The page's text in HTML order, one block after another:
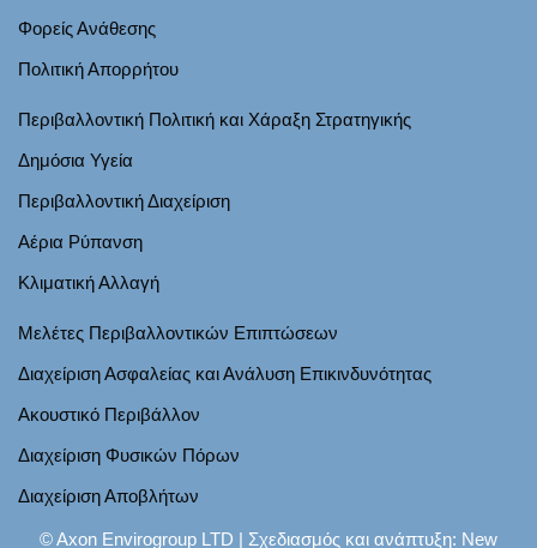
Φορείς Ανάθεσης
Πολιτική Απορρήτου
Περιβαλλοντική Πολιτική και Χάραξη Στρατηγικής
Δημόσια Υγεία
Περιβαλλοντική Διαχείριση
Αέρια Ρύπανση
Κλιματική Αλλαγή
Μελέτες Περιβαλλοντικών Επιπτώσεων
Διαχείριση Ασφαλείας και Ανάλυση Επικινδυνότητας
Ακουστικό Περιβάλλον
Διαχείριση Φυσικών Πόρων
Διαχείριση Αποβλήτων
© Axon Envirogroup LTD | Σχεδιασμός και ανάπτυξη: New